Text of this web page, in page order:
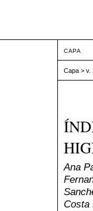
CAPA
Capa > v.
Ana
Costa